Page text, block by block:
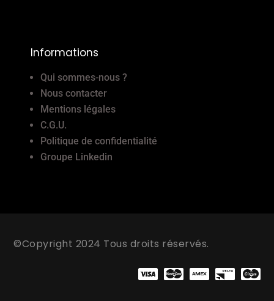
Informations
Qui sommes-nous ?
Nous contacter
Mentions légales
C.G.U.
Politique de confidentialité
Groupe Linkedin
©Copyright 2024 Tous droits réservés.